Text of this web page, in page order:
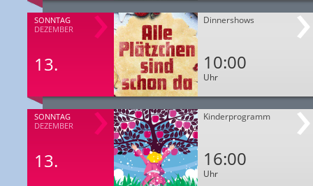
SONNTAG
DEZEMBER
13.
Dinnershows
10:00
Uhr
SONNTAG
DEZEMBER
13.
Kinderprogramm
16:00
Uhr